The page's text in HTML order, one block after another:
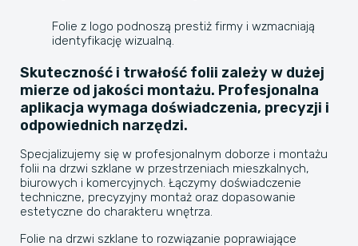
Folie z logo podnoszą prestiż firmy i wzmacniają
identyfikację wizualną.
Skuteczność i trwałość folii zależy w dużej
mierze od jakości montażu. Profesjonalna
aplikacja wymaga doświadczenia, precyzji i
odpowiednich narzędzi.
Specjalizujemy się w profesjonalnym doborze i montażu
folii na drzwi szklane w przestrzeniach mieszkalnych,
biurowych i komercyjnych. Łączymy doświadczenie
techniczne, precyzyjny montaż oraz dopasowanie
estetyczne do charakteru wnętrza.
Folie na drzwi szklane to rozwiązanie poprawiające